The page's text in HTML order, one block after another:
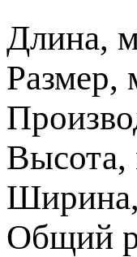
Длина,
Размер,
Общий